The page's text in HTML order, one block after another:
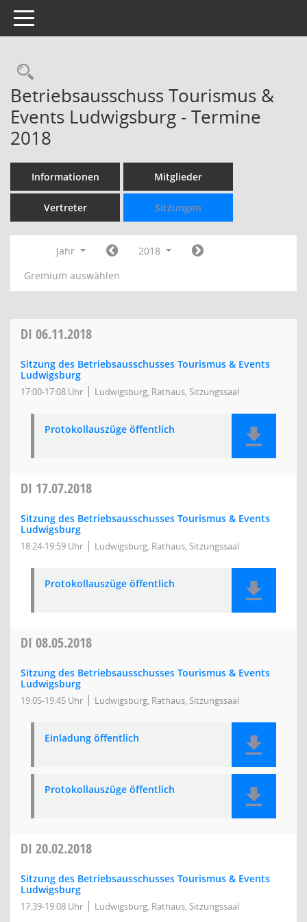
Toggle navigation
Rechercheauswahl
Betriebsausschuss Tourismus &
Events Ludwigsburg - Termine
2018
Informationen Mitglieder
Vertreter Sitzungen
Jahr
2018
Gremium auswählen
DI 06.11.2018
Sitzung des Betriebsausschusses Tourismus & Events
Ludwigsburg
17:00-17:08 Uhr Ludwigsburg, Rathaus, Sitzungssaal
Protokollauszüge öffentlich
DI 17.07.2018
Sitzung des Betriebsausschusses Tourismus & Events
Ludwigsburg
18:24-19:59 Uhr Ludwigsburg, Rathaus, Sitzungssaal
Protokollauszüge öffentlich
DI 08.05.2018
Sitzung des Betriebsausschusses Tourismus & Events
Ludwigsburg
19:05-19:45 Uhr Ludwigsburg, Rathaus, Sitzungssaal
Einladung öffentlich
Protokollauszüge öffentlich
DI 20.02.2018
Sitzung des Betriebsausschusses Tourismus & Events
Ludwigsburg
17:39-19:08 Uhr Ludwigsburg, Rathaus, Sitzungssaal